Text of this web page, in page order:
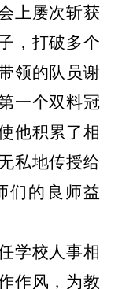
上屡次斩获
，打破多个
领的队员谢
一个双料冠
他积累了相
私地传授给
们的良师益
学校人事相
作风，为教